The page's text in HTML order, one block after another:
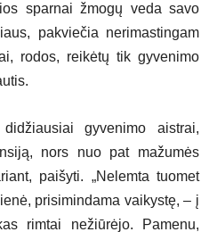
sparnai žmogų veda savo
pakviečia nerimastingam
rodos, reikėtų tik gyvenimo
gyvenimo aistrai,
nors nuo pat mažumės
paišyti. „Nelemta tuomet
prisimindama vaikystę, – į
rimtai nežiūrėjo. Pamenu,